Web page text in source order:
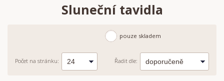
Sluneční tavidla
pouze skladem
Počet na stránku: Řadit dle: